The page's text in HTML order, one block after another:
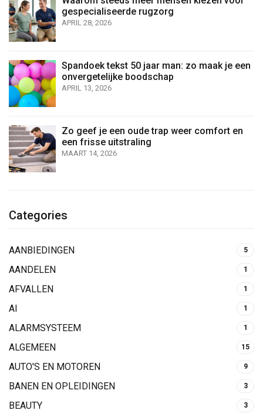
gespecialiseerde rugzorg
APRIL 28, 2026
Spandoek tekst 50 jaar man: zo maak je een
onvergetelijke boodschap
APRIL 13, 2026
Zo geef je een oude trap weer comfort en
een frisse uitstraling
MAART 14, 2026
Categories
AANBIEDINGEN 5
AANDELEN 1
AFVALLEN 1
AI 1
ALARMSYSTEEM 1
ALGEMEEN 15
AUTO'S EN MOTOREN 9
BANEN EN OPLEIDINGEN 3
BEAUTY 3